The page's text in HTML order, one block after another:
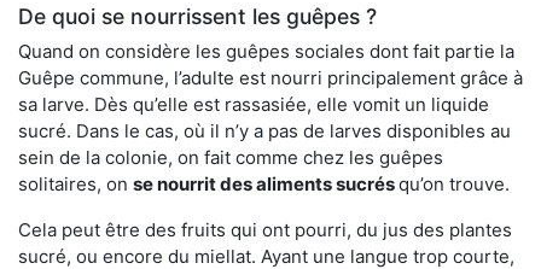
De quoi se nourrissent les guêpes ?
Quand on considère les guêpes sociales dont fait partie la
Guêpe commune, l’adulte est nourri principalement grâce à
sa larve. Dès qu’elle est rassasiée, elle vomit un liquide
sucré. Dans le cas, où il n’y a pas de larves disponibles au
sein de la colonie, on fait comme chez les guêpes
solitaires, on se nourrit des aliments sucrésqu’on trouve.
Cela peut être des fruits qui ont pourri, du jus des plantes
sucré, ou encore du miellat. Ayant une langue trop courte,